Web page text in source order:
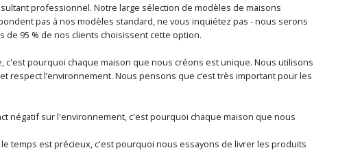
professionnel. Notre large sélection de modèles de maisons
pas à nos modèles standard, ne vous inquiétez pas - nous serons
95 % de nos clients choisissent cette option.
pourquoi chaque maison que nous créons est unique. Nous utilisons
l’environnement. Nous pensons que c‘est très important pour les
négatif sur l'environnement, c'est pourquoi chaque maison que nous
temps est précieux, c'est pourquoi nous essayons de livrer les produits